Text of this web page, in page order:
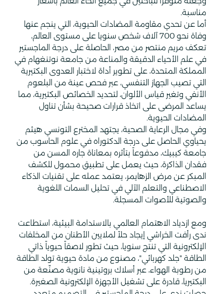
مناسبة.
أما عن تحدي مقاومة المضادات الحيوية، التي ينجم عنها
وفاة نحو 700آلاف شخص سنويا على مستوى العالم،
تعكف مريم منتصر من مصر، الحاصلة على درجة الماجستير
في علم الأحياء الدقيقة والمناعة من جامعة نوتنغهام في
المملكة المتحدة، على تطوير أداة لاختبار العدوى البكتيرية
التي تصيب الجهاز التنفسي، عبر فحص عينة من البلعوم
الأنفي وتغير قياس الألوان، لتحديد الخصائص البكتيرية، مما
يساعد المرضى على اتخاذ قرارات صحيحة بشأن تناول
المضادات الحيوية.
وفي مجال الرعاية الصحية، يجتهد المخترع التونسي هيثم
يحياوي الحاصل على درجة الدكتوراه في علوم الحاسوب من
جامعة كيبيك، مدفوعاً بتأثره بمعاناة جاره المسن من
فقدان الذاكرة، حيث يعمل على تطبيق محمول للكشف
المبكر عن مرض الزهايمر، يعتمد عمله على تقنيات الذكاء
الاصطناعي والتعلم الآلي في تحليل السمات اللغوية
والصوتية للأصوات المسجلة.
ومع ازدياد الاهتمام العالمي بالاستدامة البيئية، استطاعت
ندى رأفت الخراشي إيجاد حلاً لملايين الأطنان من المخلفات
الإلكترونية التي تنتج سنويا، حيث تطور لاصقاً حيوياً ذاتي
الطاقة "جلد كهربائي"، مصنوع من مادة حيوية تولد الطاقة
من رطوبة الهواء، عبر أسلاك بروتينية نانوية مصنّعة من
البكتيريا، قادرة على تشغيل الأجهزة الإلكترونية الصغيرة.